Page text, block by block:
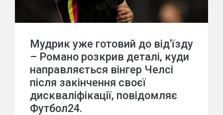
Мудрик уже готовий до від'їзду
– Романо розкрив деталі, куди
направляється вінгер Челсі
після закінчення своєї
дискваліфікації, повідомляє
Футбол24.